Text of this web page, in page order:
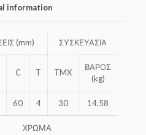
information
(mm) ΣΥΣΚΕΥΑΣΙΑ
C T TMX
ΒΑΡΟΣ
(kg)
60 4 30 14,58
ΧΡΩΜΑ